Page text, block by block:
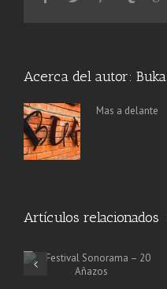
Acerca del autor: Buka
Mas a delante
Artículos relacionados